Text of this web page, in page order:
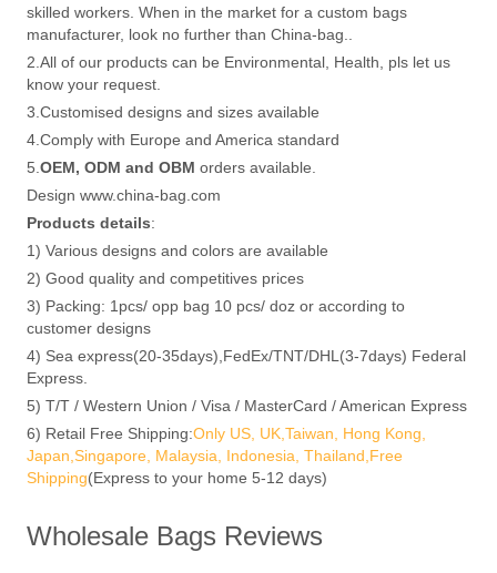
skilled workers. When in the market for a custom bags
manufacturer, look no further than China-bag..
2.All of our products can be Environmental, Health, pls let us
know your request.
3.Customised designs and sizes available
4.Comply with Europe and America standard
5. OEM, ODM and OBM orders available.
Design www.china-bag.com
Products details:
1) Various designs and colors are available
2) Good quality and competitives prices
3) Packing: 1pcs/ opp bag 10 pcs/ doz or according to
customer designs
4) Sea express(20-35days),FedEx/TNT/DHL(3-7days) Federal
Express.
5) T/T / Western Union / Visa / MasterCard / American Express
6) Retail Free Shipping:Only US, UK,Taiwan, Hong Kong,
Japan,Singapore, Malaysia, Indonesia, Thailand,Free
Shipping(Express to your home 5-12 days)
Wholesale Bags Reviews